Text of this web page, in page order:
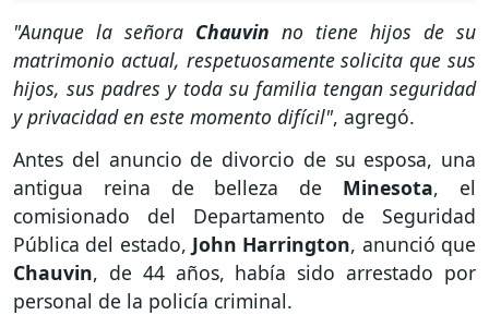
"Aunque la señora Chauvin no tiene hijos de su
matrimonio actual, respetuosamente solicita que sus
hijos, sus padres y toda su familia tengan seguridad
y privacidad en este momento difícil", agregó.
Antes del anuncio de divorcio de su esposa, una
antigua reina de belleza de Minesota, el
comisionado del Departamento de Seguridad
Pública del estado, John Harrington, anunció que
Chauvin, de 44 años, había sido arrestado por
personal de la policía criminal.